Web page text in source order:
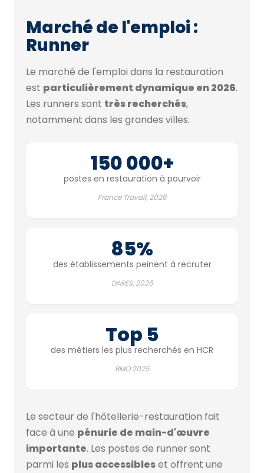
Marché de l'emploi :
Runner
Le marché de l'emploi dans la restauration
est particulièrement dynamique en 2026.
Les runners sont très recherchés,
notamment dans les grandes villes.
150 000+
postes en restauration à pourvoir
France Travail, 2026
85%
des établissements peinent à recruter
DARES, 2026
Top 5
des métiers les plus recherchés en HCR
BMO 2025
Le secteur de l'hôtellerie-restauration fait
face à une pénurie de main-d'œuvre
importante. Les postes de runner sont
parmi les plus accessibleset offrent une